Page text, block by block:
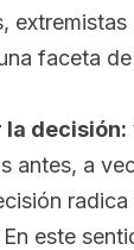
extremistas
faceta
la decisión:
antes, a
este